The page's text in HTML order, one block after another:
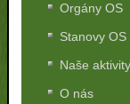
Orgány OS
Stanovy OS
Naše aktivity
O nás